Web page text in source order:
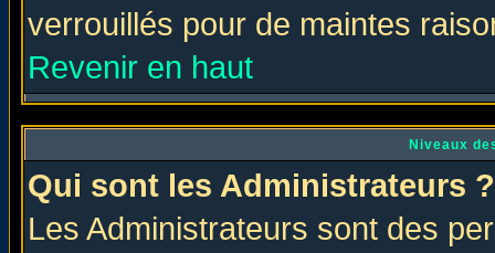
verrouillés pour de maintes
Revenir en haut
Niveaux
Qui sont les Administrateurs ?
Les Administrateurs sont des